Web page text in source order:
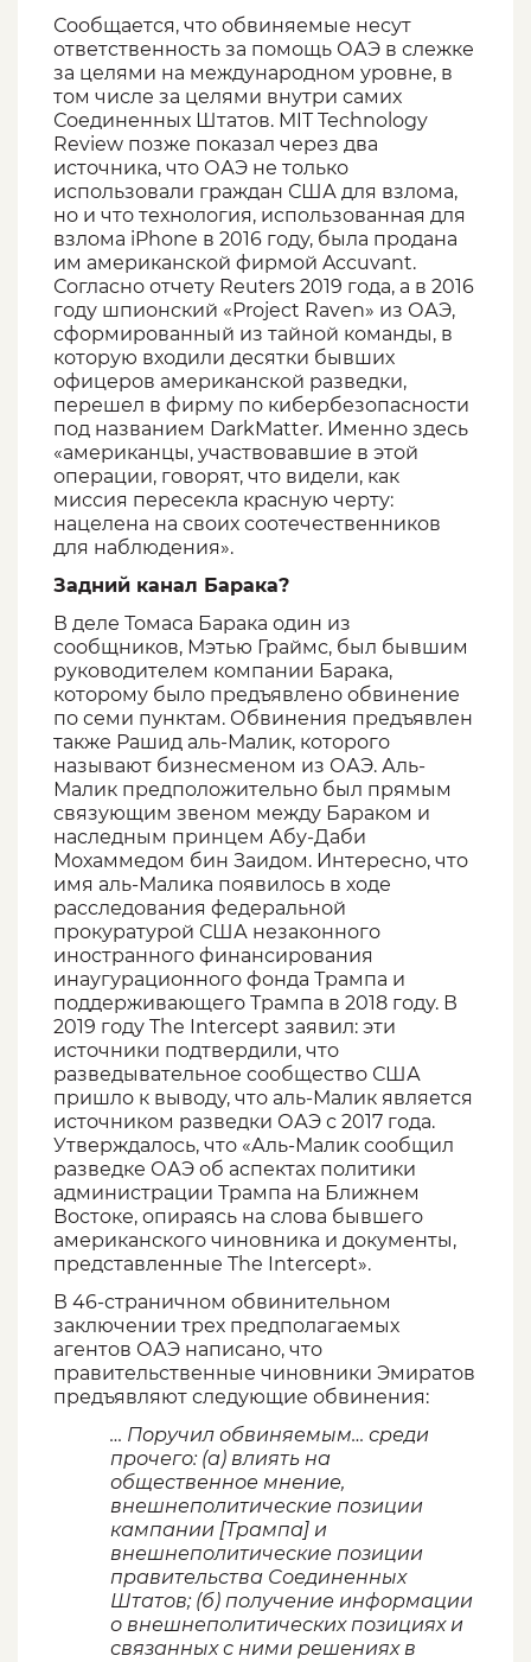
Сообщается, что обвиняемые несут
ответственность за помощь ОАЭ в слежке
за целями на международном уровне, в
том числе за целями внутри самих
Соединенных Штатов. MIT Technology
Review позже показал через два
источника, что ОАЭ не только
использовали граждан США для взлома,
но и что технология, использованная для
взлома iPhone в 2016 году, была продана
им американской фирмой Accuvant.
Согласно отчету Reuters 2019 года, а в 2016
году шпионский «Project Raven» из ОАЭ,
сформированный из тайной команды, в
которую входили десятки бывших
офицеров американской разведки,
перешел в фирму по кибербезопасности
под названием DarkMatter. Именно здесь
«американцы, участвовавшие в этой
операции, говорят, что видели, как
миссия пересекла красную черту:
нацелена на своих соотечественников
для наблюдения».
Задний канал Барака?
В деле Томаса Барака один из
сообщников, Мэтью Граймс, был бывшим
руководителем компании Барака,
которому было предъявлено обвинение
по семи пунктам. Обвинения предъявлен
также Рашид аль-Малик, которого
называют бизнесменом из ОАЭ. Аль-
Малик предположительно был прямым
связующим звеном между Бараком и
наследным принцем Абу-Даби
Мохаммедом бин Заидом. Интересно, что
имя аль-Малика появилось в ходе
расследования федеральной
прокуратурой США незаконного
иностранного финансирования
инаугурационного фонда Трампа и
поддерживающего Трампа в 2018 году. В
2019 году The Intercept заявил: эти
источники подтвердили, что
разведывательное сообщество США
пришло к выводу, что аль-Малик является
источником разведки ОАЭ с 2017 года.
Утверждалось, что «Аль-Малик сообщил
разведке ОАЭ об аспектах политики
администрации Трампа на Ближнем
Востоке, опираясь на слова бывшего
американского чиновника и документы,
представленные The Intercept».
В 46-страничном обвинительном
заключении трех предполагаемых
агентов ОАЭ написано, что
правительственные чиновники Эмиратов
предъявляют следующие обвинения:
… Поручил обвиняемым… среди
прочего: (а) влиять на
общественное мнение,
внешнеполитические позиции
кампании [Трампа] и
внешнеполитические позиции
правительства Соединенных
Штатов; (б) получение информации
о внешнеполитических позициях и
связанных с ними решениях в